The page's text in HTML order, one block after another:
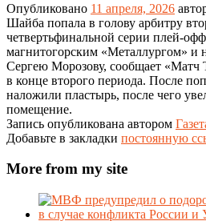
Опубликовано 11 апреля, 2026
Шайба попала в голову арбитру
четвертьфинальной серии плей-
магнитогорским «Металлургом» и
Сергею Морозову, сообщает
в конце второго периода. После
наложили пластырь, после чего
помещение.
Запись опубликована автором
Добавьте в закладки постоянную
More from my site